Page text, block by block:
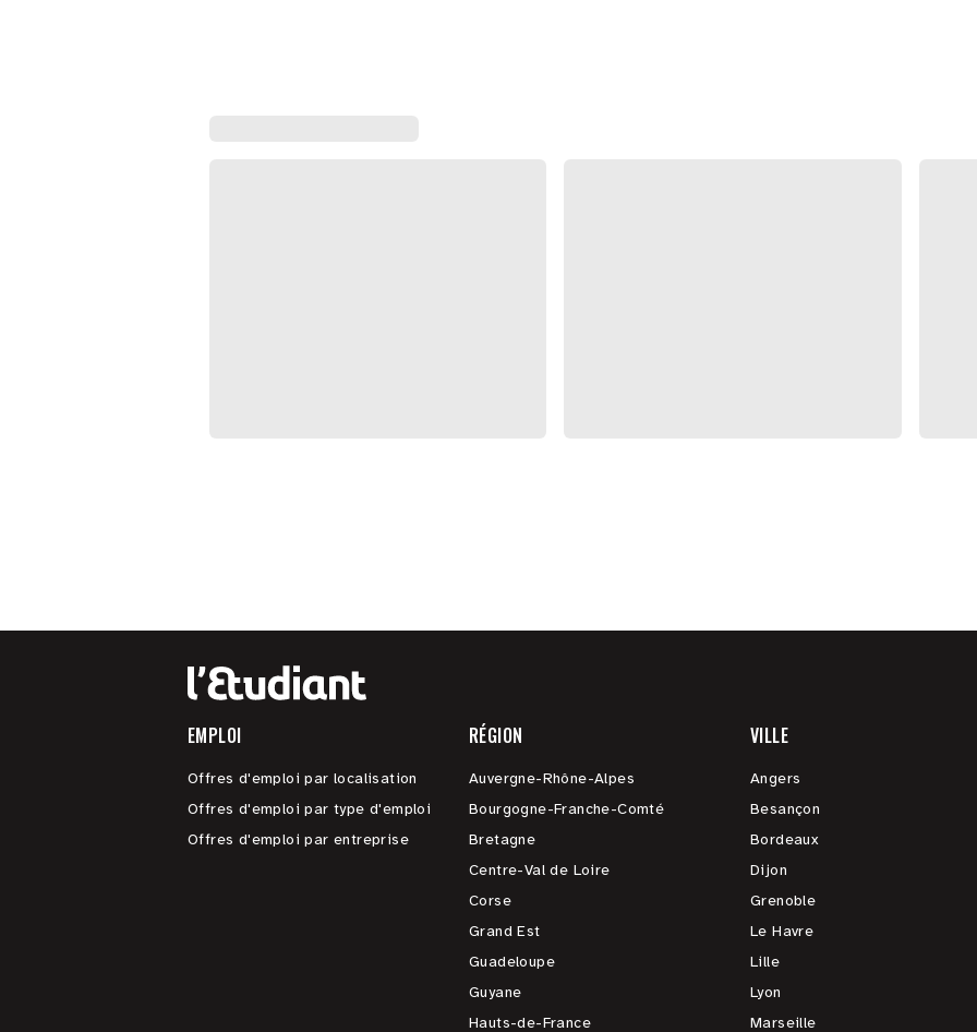
EMPLOI
Offres d'emploi par localisation
Offres d'emploi par type d'emploi
Offres d'emploi par entreprise
RÉGION
Auvergne-Rhône-Alpes
Bourgogne-Franche-Comté
Bretagne
Centre-Val de Loire
Corse
Grand Est
Guadeloupe
Guyane
Hauts-de-France
VILLE
Angers
Besançon
Bordeaux
Dijon
Grenoble
Le Havre
Lille
Lyon
Marseille